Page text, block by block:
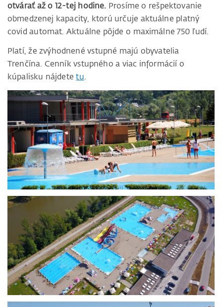
otvárať až o 12-tej hodine. Prosíme o rešpektovanie
obmedzenej kapacity, ktorú určuje aktuálne platný
covid automat. Aktuálne pôjde o maximálne 750 ľudí.
Platí, že zvýhodnené vstupné majú obyvatelia
Trenčína. Cenník vstupného a viac informácií o
kúpalisku nájdetetu.